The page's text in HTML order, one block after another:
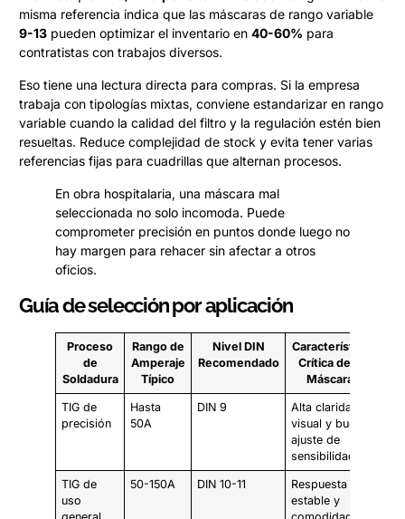
misma referencia indica que las máscaras de rango variable
9-13 pueden optimizar el inventario en 40-60% para
contratistas con trabajos diversos.
Eso tiene una lectura directa para compras. Si la empresa
trabaja con tipologías mixtas, conviene estandarizar en rango
variable cuando la calidad del filtro y la regulación estén bien
resueltas. Reduce complejidad de stock y evita tener varias
referencias fijas para cuadrillas que alternan procesos.
En obra hospitalaria, una máscara mal
seleccionada no solo incomoda. Puede
comprometer precisión en puntos donde luego no
hay margen para rehacer sin afectar a otros
oficios.
Guía de selección por aplicación
Proceso
de
Soldadura
Rango de
Amperaje
Típico
Nivel DIN
Recomendado
Característica
Crítica de la
Máscara
TIG de
precisión
Hasta
50A
DIN 9
Alta claridad
visual y buen
ajuste de
sensibilidad
TIG de
uso
50-150A DIN 10-11
Respuesta
estable y